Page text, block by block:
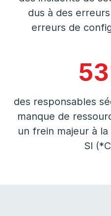
dus à des
erreurs de
des responsables
manque de
un frein majeur à
SI